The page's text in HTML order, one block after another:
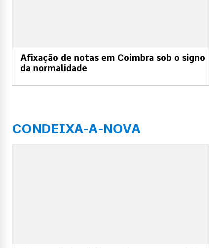
Afixação de notas em Coimbra sob o signo
da normalidade
CONDEIXA-A-NOVA